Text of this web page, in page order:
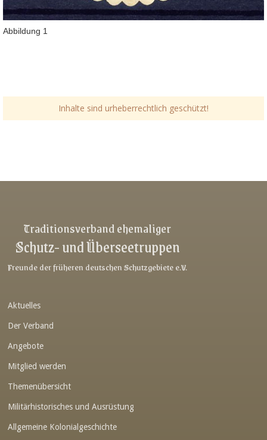
Abbildung 1
Inhalte sind urheberrechtlich geschützt!
Link-v-z
Link-v-z
Link-v-z
Link-v-z
Link-v-z
Link-v-z
Traditionsverband ehemaliger
Schutz- und Überseetruppen
Freunde der früheren deutschen Schutzgebiete e.V.
Aktuelles
Der Verband
Angebote
Mitglied werden
Themenübersicht
Militärhistorisches und Ausrüstung
Allgemeine Kolonialgeschichte